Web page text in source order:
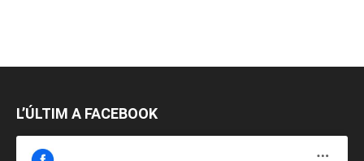
L’ÚLTIM A FACEBOOK